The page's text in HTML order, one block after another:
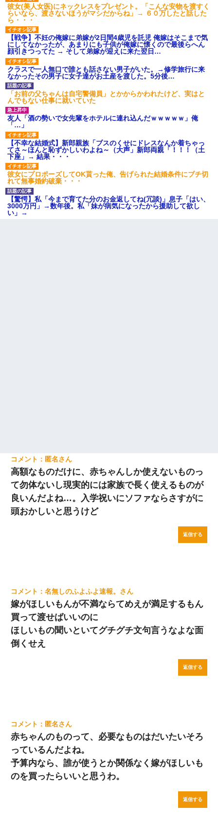
彼女(美人女医)にネックレスをプレゼント。「こんな安物を渡すく
らいなら、渡さないほうがマシだからね」→ ６０万したと話した
ら・・・
【戦争】不妊の俺嫁に弟嫁が2日間4歳児を託児 俺嫁はそこまで気
にしてなかったが、あまりにも子供が俺嫁に懐くので最後らへん
顔引きつってた → そして弟嫁が迎えに来た翌日…
クラスで一人無口で誰とも話さない男子がいた。→修学旅行に来
なかったその男子に女子達がお土産を渡した。5分後…
「お前の父ちゃんは自宅警備員」とかからかわれたけど、実はと
んでもない仕事に就いていた
友人「酒の勢いで女先輩をホテルに連れ込んだｗｗｗｗｗ」俺
「…」
【不幸な結婚式】新郎親族「ブスのくせにドレスなんか着ちゃっ
てさ～ほんと恥ずかしいわよね～（大声」新郎両親「！！！（土
下座」→ 結果・・・
彼女にプロポーズしてOK貰った俺、告げられた結婚条件にブチ切
れて無事婚約破棄・・・
【驚愕】私「今まで育てた分のお金返してね(冗談)」息子「はい、
3000万円」→数年後。私「妹が病気になったから援助して欲し
い」→
匿名
高額なものだけに、赤ちゃんしか使えないものっ
て勿体ないし現実的には家族で長く使えるものが
良いんだよね…。入学祝いにソファならさすがに
頭おかしいと思うけど
返信する
名無しのふよふよ速報。
嫁がほしいもんが不満ならてめえが満足するもん
買って渡せばいいのに
ほしいもの聞いといてグチグチ文句言うなよな面
倒くせえ
返信する
匿名
赤ちゃんのものって、必要なものはだいたいそろ
っているんだよね。
予算内なら、誰が使うとか関係なく嫁がほしいも
のを買ったらいいと思うわ。
返信する